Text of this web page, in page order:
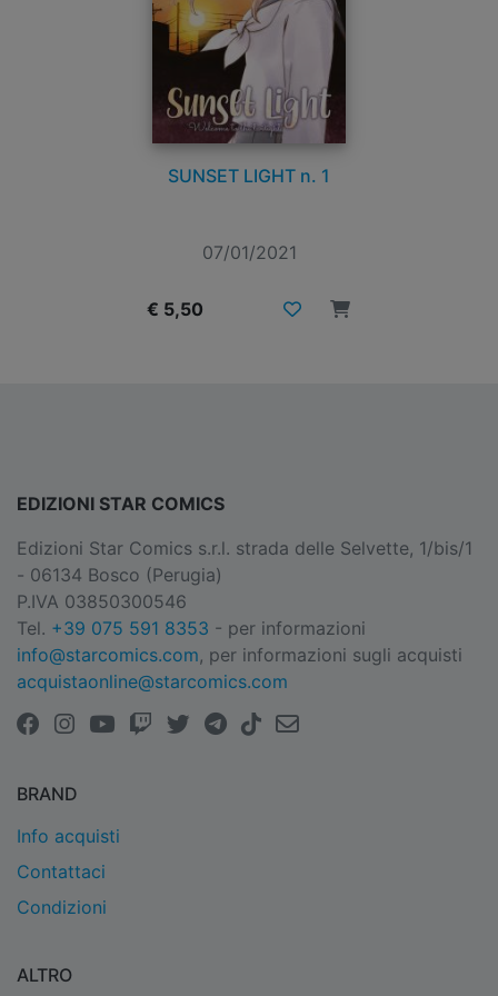
SUNSET LIGHT n. 1
07/01/2021
€ 5,50
EDIZIONI STAR COMICS
Edizioni Star Comics s.r.l. strada delle Selvette, 1/bis/1
- 06134 Bosco (Perugia)
P.IVA 03850300546
Tel. +39 075 591 8353 - per informazioni
info@starcomics.com, per informazioni sugli acquisti
acquistaonline@starcomics.com
BRAND
Info acquisti
Contattaci
Condizioni
ALTRO